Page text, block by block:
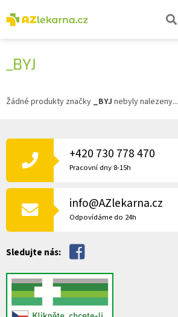
na
obsah
_BYJ
Žádné produkty značky _BYJ nebyly nalezeny...
Á
T
+420 730 778 470
Pracovní dny 8-15h
info@AZlekarna.cz
Odpovídáme do 24h
Sledujte nás: